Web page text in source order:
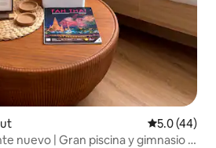
Calificación
5.0 (44)
nuevo | Gran piscina y gimnasio |